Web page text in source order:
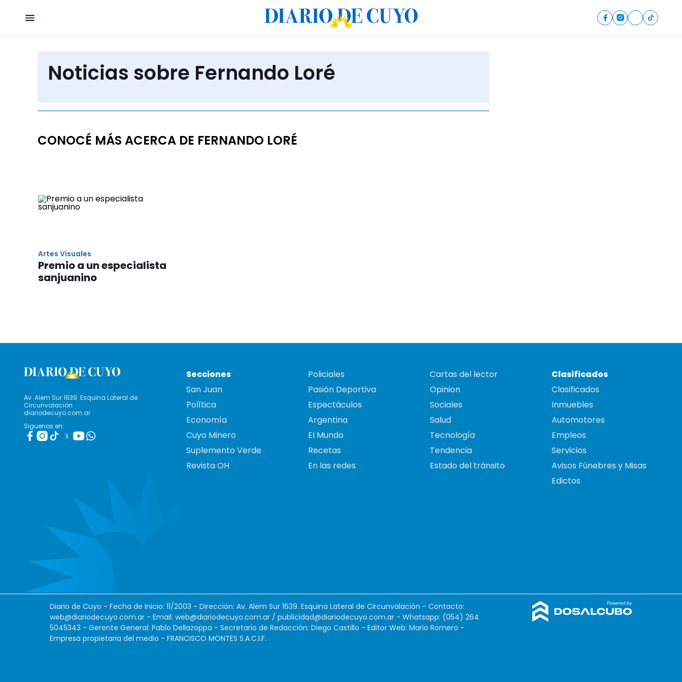
Noticias sobre Fernando Loré
CONOCÉ MÁS ACERCA DE FERNANDO LORÉ
Artes Visuales
Premio a un especialista
sanjuanino
Av. Alem Sur 1639. Esquina Lateral de
Circunvalación
diariodecuyo.com.ar
Siguenos en:
X
Secciones
San Juan
Política
Economía
Cuyo Minero
Suplemento Verde
Revista OH
Policiales
Pasión Deportiva
Espectáculos
Argentina
El Mundo
Recetas
En las redes
Cartas del lector
Opinion
Sociales
Salud
Tecnología
Tendencia
Estado del tránsito
Clasificados
Clasificados
Inmuebles
Automotores
Empleos
Servicios
Avisos Fúnebres y Misas
Edictos
Diario de Cuyo - Fecha de Inicio: 11/2003 - Dirección: Av. Alem Sur 1639. Esquina Lateral de Circunvalación - Contacto:
web@diariodecuyo.com.ar - Email: web@diariodecuyo.com.ar / publicidad@diariodecuyo.com.ar - Whatsapp: (054) 264
5045343 - Gerente General: Pablo Dellazoppa - Secretario de Redacción: Diego Castillo - Editor Web: Mario Romero -
Empresa propietaria del medio - FRANCISCO MONTES S.A.C.I.F.